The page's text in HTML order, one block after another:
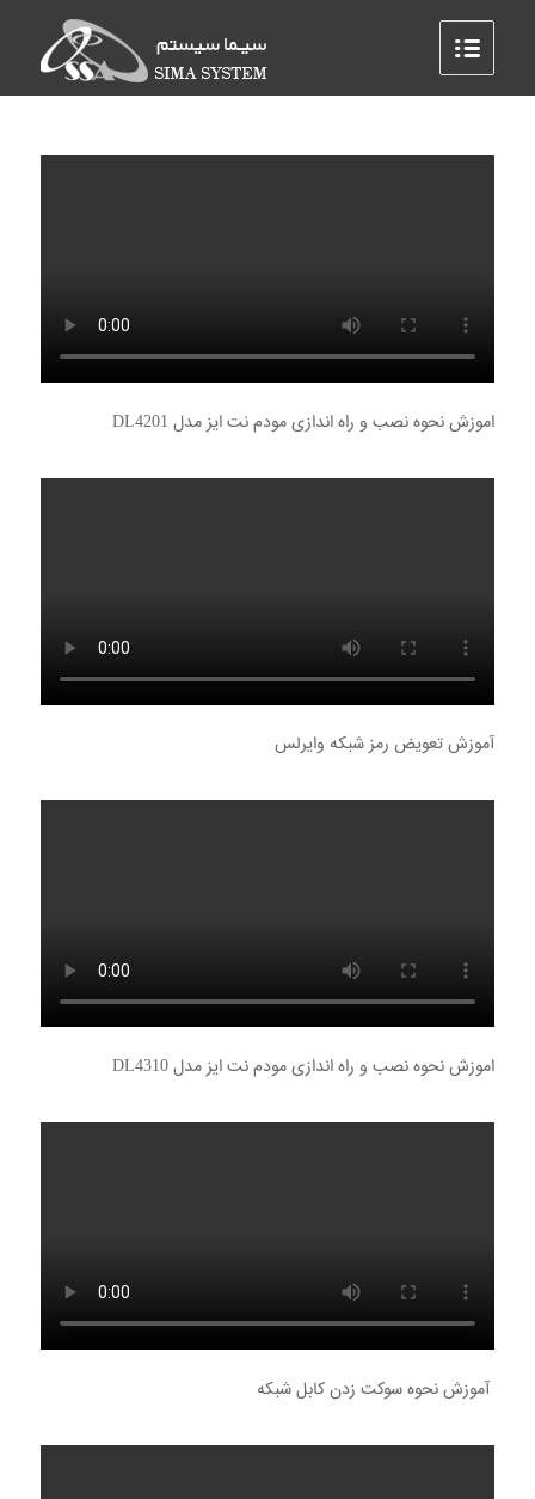
اموزش نحوه نصب و راه اندازی مودم نت ایز مدل DL4201
آموزش تعویض رمز شبکه وایرلس
اموزش نحوه نصب و راه اندازی مودم نت ایز مدل DL4310
آموزش نحوه سوکت زدن کابل شبکه